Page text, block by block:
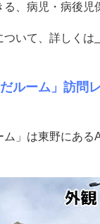
、病児・病後
いて、詳しくは
ルーム」訪問
」は東野にあ